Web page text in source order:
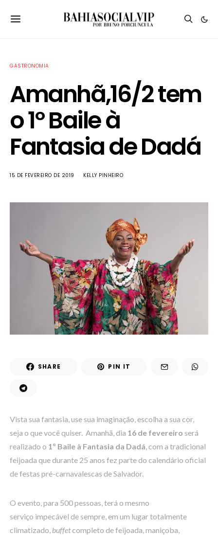
GASTRONOMIA
Amanhã,16/2 tem
o 1º Baile à
Fantasia de Dadá
15 DE FEVEREIRO DE 2019 KELLY PINHEIRO
SHARE PIN IT
Vista sua fantasia, use sua imaginação, escolha a sua cor,
seja o que você quiser. Amanhã, dia 16 de fevereiro será
realizado o 1º Baile à Fantasia da Dadá , com a tradicional
feijoada que durante 25 anos fez parte do calendário oficial
de festas pré-carnavalescas de Salvador.
O evento, para 500 pessoas, terá o mesmo
serviço impecável de sempre, em um lugar totalmente
climatizado, buffetcompleto de feijoada, maniçoba,